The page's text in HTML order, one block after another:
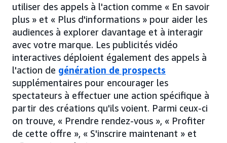
utiliser des appels à l'action comme « En savoir
plus » et « Plus d'informations » pour aider les
audiences à explorer davantage et à interagir
avec votre marque. Les publicités vidéo
interactives déploient également des appels à
l'action de génération de prospects
supplémentaires pour encourager les
spectateurs à effectuer une action spécifique à
partir des créations qu'ils voient. Parmi ceux-ci
on trouve, « Prendre rendez-vous », « Profiter
de cette offre », « S'inscrire maintenant » et